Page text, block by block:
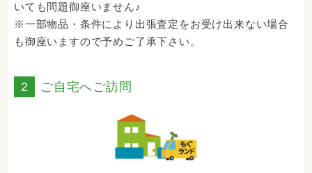
いても問題御座いません♪
※一部物品・条件により出張査定をお受け出来ない場合
も御座いますので予めご了承下さい。
2 ご自宅へご訪問